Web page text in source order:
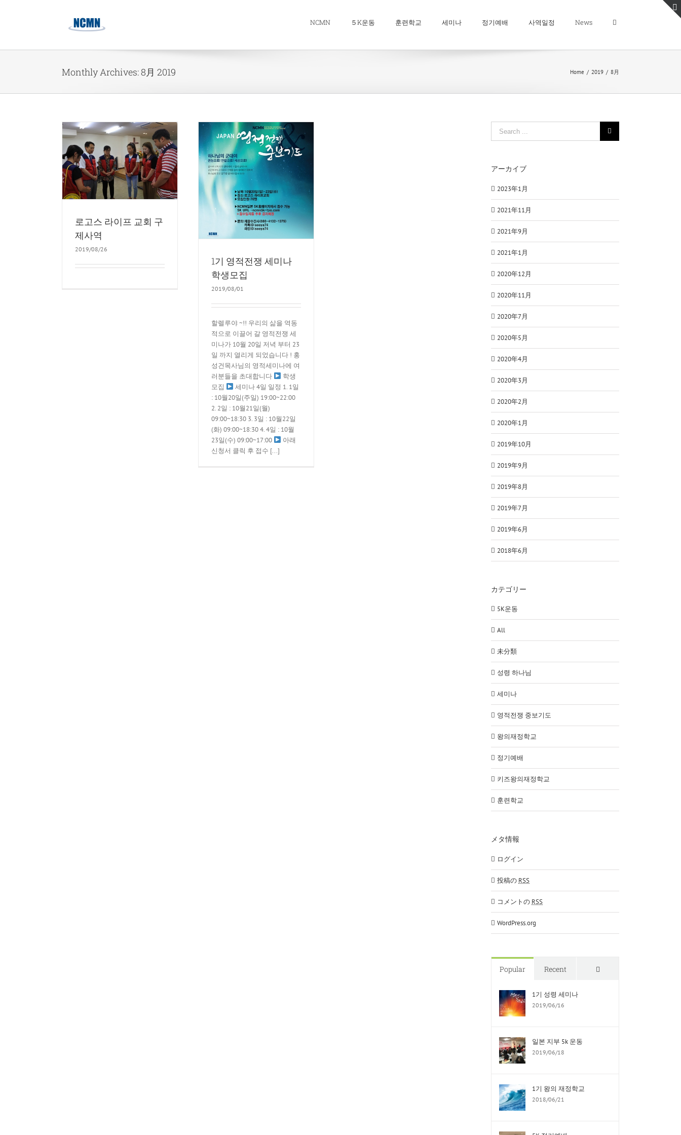
NCMN ５K운동 훈련학교 세미나 정기예배 사역일정 News
Monthly Archives:8月 2019 Home / 2019 / 8月
로고스 라이프 교회 구
제사역
2019/08/26
1기 영적전쟁 세미나 학생모집
영적전쟁 중보기도
1기 영적전쟁 세미나
학생모집
2019/08/01
할렐루야 ~!! 우리의 삶을 역동
적으로 이끌어 갈 영적전쟁 세
미나가 10월 20일 저녁 부터 23
일 까지 열리게 되었습니다 ! 홍
성건목사님의 영적세미나에 여
러분들을 초대합니다
학생
모집
세미나 4일 일정 1. 1일
: 10월20일(주일) 19:00~22:00
2. 2일 : 10월21일(월)
09:00~18:30 3. 3일 : 10월22일
(화) 09:00~18:30 4. 4일 : 10월
23일(수) 09:00~17:00
아래
신청서 클릭 후 접수 [...]
アーカイブ
2023年1月
2021年11月
2021年9月
2021年1月
2020年12月
2020年11月
2020年7月
2020年5月
2020年4月
2020年3月
2020年2月
2020年1月
2019年10月
2019年9月
2019年8月
2019年7月
2019年6月
2018年6月
カテゴリー
5K운동
All
未分類
성령 하나님
세미나
영적전쟁 중보기도
왕의재정학교
정기예배
키즈왕의재정학교
훈련학교
メタ情報
ログイン
投稿の RSS
コメントの RSS
WordPress.org
Popular Recent Comments
1기 성령 세미나
2019/06/16
일본 지부 5k 운동
2019/06/18
1기 왕의 재정학교
2018/06/21